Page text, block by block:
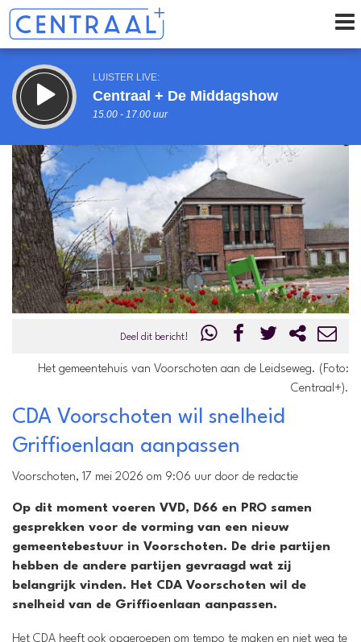
LUISTER LIVE:
Centraal + De Middagshow
15.00 - 17.00 uur
STRAKS:
Centraal+ VrijMiBo
17.00 - 19.00 uur
Vorig uur
uur 1 van 0 Volgend uur
Inklappen
Deel dit bericht!
Het gemeentehuis van Voorschoten aan de Leidseweg. (Foto:
Centraal+).
CDA Voorschoten wil snelheid
Griffioenlaan aanpassen
Voorschoten, 17 mei 2026 om 9:06 uur door de redactie
Op dit moment voeren VVD, D66 en PRO samen
gesprekken voor de vorming van een nieuw
gemeentebestuur in Voorschoten. De drie partijen
hebben de andere partijen gevraagd wat zij
belangrijk vinden. Het CDA Voorschoten wil de
snelheid van de Griffioenlaan aanpassen.
Het CDA heeft ook opgeroepen om tempo te maken en niet weg te